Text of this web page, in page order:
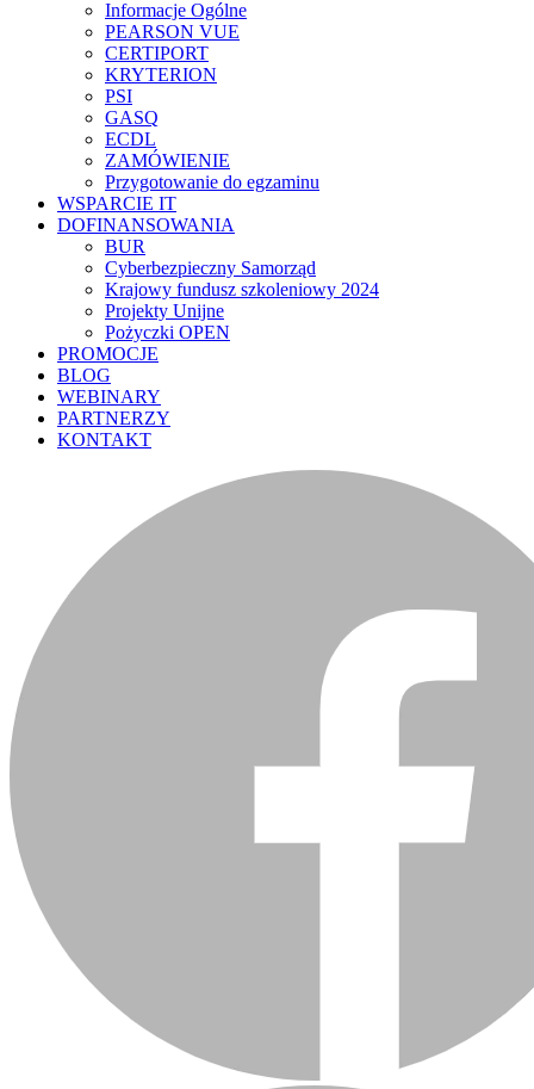
Informacje Ogólne
PEARSON VUE
CERTIPORT
KRYTERION
PSI
GASQ
ECDL
ZAMÓWIENIE
Przygotowanie do egzaminu
WSPARCIE IT
DOFINANSOWANIA
BUR
Cyberbezpieczny Samorząd
Krajowy fundusz szkoleniowy 2024
Projekty Unijne
Pożyczki OPEN
PROMOCJE
BLOG
WEBINARY
PARTNERZY
KONTAKT